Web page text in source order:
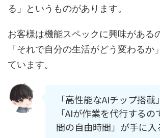
る」というものがあります。
お客様は機能スペックに興味がある
「それで自分の生活がどう変わるか
ています。
「高性能なAIチップ搭載
「AIが作業を代行する
間の自由時間」が手に入